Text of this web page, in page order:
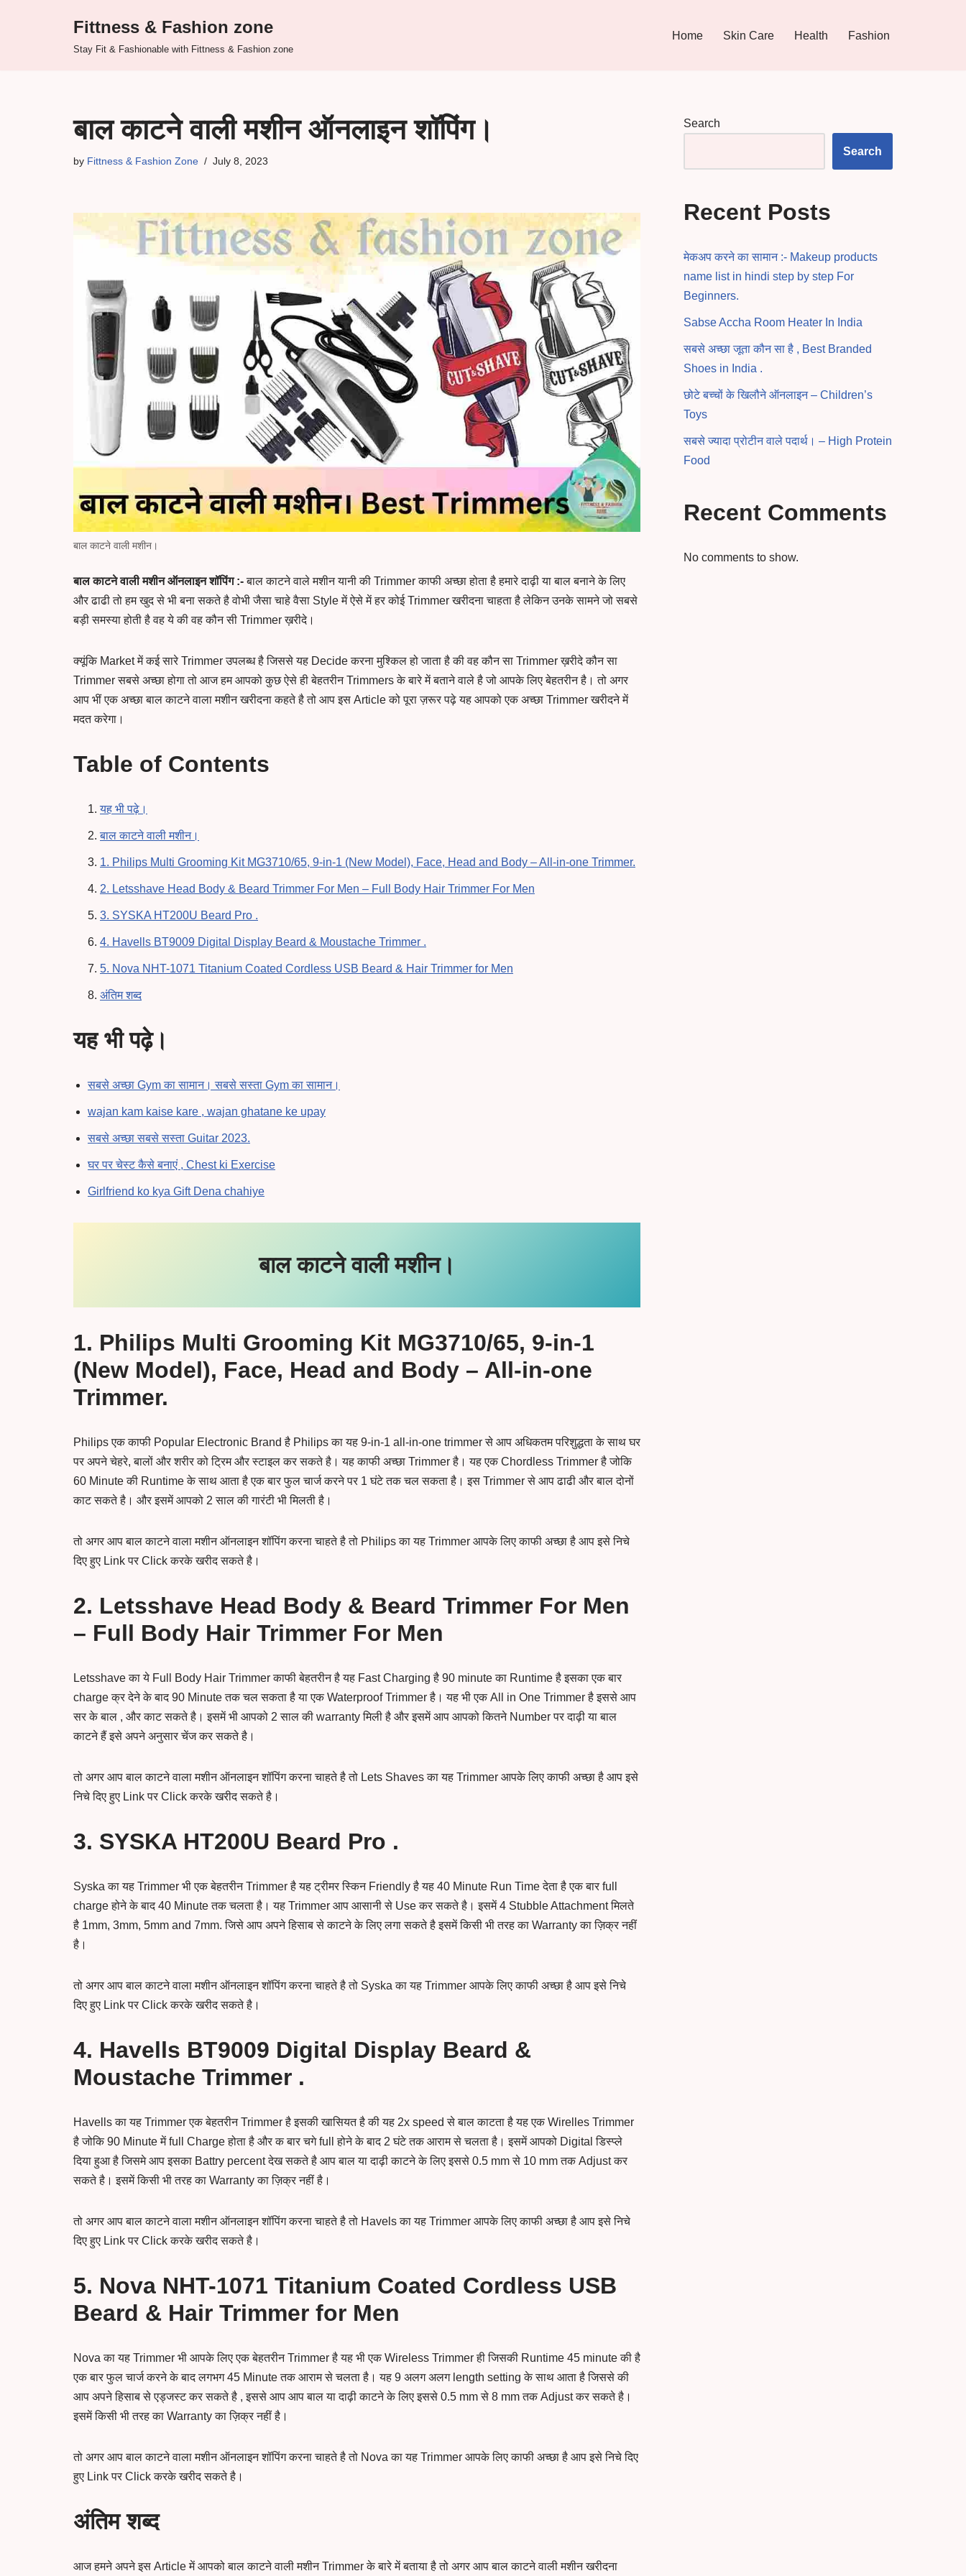
Fittness & Fashion zone
Stay Fit & Fashionable with Fittness & Fashion zone
Home Skin Care Health Fashion
बाल काटने वाली मशीन ऑनलाइन शॉपिंग।
by Fittness & Fashion Zone July 8, 2023
बाल काटने वाली मशीन।
बाल काटने वाली मशीन ऑनलाइन शॉपिंग :-बाल काटने वाले मशीन यानी की Trimmer काफी अच्छा होता है हमारे दाढ़ी या बाल बनाने के लिए
और ढाढी तो हम खुद से भी बना सकते है वोभी जैसा चाहे वैसा Style में ऐसे में हर कोई Trimmer खरीदना चाहता है लेकिन उनके सामने जो सबसे
बड़ी समस्या होती है वह ये की वह कौन सी Trimmer ख़रीदे।
क्यूंकि Market में कई सारे Trimmer उपलब्ध है जिससे यह Decide करना मुश्किल हो जाता है की वह कौन सा Trimmer ख़रीदे कौन सा
Trimmer सबसे अच्छा होगा तो आज हम आपको कुछ ऐसे ही बेहतरीन Trimmers के बारे में बताने वाले है जो आपके लिए बेहतरीन है। तो अगर
आप भीं एक अच्छा बाल काटने वाला मशीन खरीदना कहते है तो आप इस Article को पूरा ज़रूर पढ़े यह आपको एक अच्छा Trimmer खरीदने में
मदत करेगा।
Table of Contents
यह भी पढ़े।
बाल काटने वाली मशीन।
1. Philips Multi Grooming Kit MG3710/65, 9-in-1 (New Model), Face, Head and Body – All-in-one Trimmer.
2. Letsshave Head Body & Beard Trimmer For Men – Full Body Hair Trimmer For Men
3. SYSKA HT200U Beard Pro .
4. Havells BT9009 Digital Display Beard & Moustache Trimmer .
5. Nova NHT-1071 Titanium Coated Cordless USB Beard & Hair Trimmer for Men
अंतिम शब्द
यह भी पढ़े।
सबसे अच्छा Gym का सामान। सबसे सस्ता Gym का सामान।
wajan kam kaise kare , wajan ghatane ke upay
सबसे अच्छा सबसे सस्ता Guitar 2023.
घर पर चेस्ट कैसे बनाएं , Chest ki Exercise
Girlfriend ko kya Gift Dena chahiye
बाल काटने वाली मशीन।
1. Philips Multi Grooming Kit MG3710/65, 9-in-1
(New Model), Face, Head and Body – All-in-one
Trimmer.
Philips एक काफी Popular Electronic Brand है Philips का यह 9-in-1 all-in-one trimmer से आप अधिकतम परिशुद्धता के साथ घर
पर अपने चेहरे, बालों और शरीर को ट्रिम और स्टाइल कर सकते है। यह काफी अच्छा Trimmer है। यह एक Chordless Trimmer है जोकि
60 Minute की Runtime के साथ आता है एक बार फुल चार्ज करने पर 1 घंटे तक चल सकता है। इस Trimmer से आप ढाढी और बाल दोनों
काट सकते है। और इसमें आपको 2 साल की गारंटी भी मिलती है।
तो अगर आप बाल काटने वाला मशीन ऑनलाइन शॉपिंग करना चाहते है तो Philips का यह Trimmer आपके लिए काफी अच्छा है आप इसे निचे
दिए हुए Link पर Click करके खरीद सकते है।
2. Letsshave Head Body & Beard Trimmer For Men
– Full Body Hair Trimmer For Men
Letsshave का ये Full Body Hair Trimmer काफी बेहतरीन है यह Fast Charging है 90 minute का Runtime है इसका एक बार
charge क्र देने के बाद 90 Minute तक चल सकता है या एक Waterproof Trimmer है। यह भी एक All in One Trimmer है इससे आप
सर के बाल , और काट सकते है। इसमें भी आपको 2 साल की warranty मिली है और इसमें आप आपको कितने Number पर दाढ़ी या बाल
काटने हैं इसे अपने अनुसार चेंज कर सकते है।
तो अगर आप बाल काटने वाला मशीन ऑनलाइन शॉपिंग करना चाहते है तो Lets Shaves का यह Trimmer आपके लिए काफी अच्छा है आप इसे
निचे दिए हुए Link पर Click करके खरीद सकते है।
3. SYSKA HT200U Beard Pro .
Syska का यह Trimmer भी एक बेहतरीन Trimmer है यह ट्रीमर स्किन Friendly है यह 40 Minute Run Time देता है एक बार full
charge होने के बाद 40 Minute तक चलता है। यह Trimmer आप आसानी से Use कर सकते है। इसमें 4 Stubble Attachment मिलते
है 1mm, 3mm, 5mm and 7mm. जिसे आप अपने हिसाब से काटने के लिए लगा सकते है इसमें किसी भी तरह का Warranty का ज़िक्र नहीं
है।
तो अगर आप बाल काटने वाला मशीन ऑनलाइन शॉपिंग करना चाहते है तो Syska का यह Trimmer आपके लिए काफी अच्छा है आप इसे निचे
दिए हुए Link पर Click करके खरीद सकते है।
4. Havells BT9009 Digital Display Beard &
Moustache Trimmer .
Havells का यह Trimmer एक बेहतरीन Trimmer है इसकी खासियत है की यह 2x speed से बाल काटता है यह एक Wirelles Trimmer
है जोकि 90 Minute में full Charge होता है और क बार चगे full होने के बाद 2 घंटे तक आराम से चलता है। इसमें आपको Digital डिस्प्ले
दिया हुआ है जिसमे आप इसका Battry percent देख सकते है आप बाल या दाढ़ी काटने के लिए इससे 0.5 mm से 10 mm तक Adjust कर
सकते है। इसमें किसी भी तरह का Warranty का ज़िक्र नहीं है।
तो अगर आप बाल काटने वाला मशीन ऑनलाइन शॉपिंग करना चाहते है तो Havels का यह Trimmer आपके लिए काफी अच्छा है आप इसे निचे
दिए हुए Link पर Click करके खरीद सकते है।
5. Nova NHT-1071 Titanium Coated Cordless USB
Beard & Hair Trimmer for Men
Nova का यह Trimmer भी आपके लिए एक बेहतरीन Trimmer है यह भी एक Wireless Trimmer ही जिसकी Runtime 45 minute की है
एक बार फुल चार्ज करने के बाद लगभग 45 Minute तक आराम से चलता है। यह 9 अलग अलग length setting के साथ आता है जिससे की
आप अपने हिसाब से एड्जस्ट कर सकते है , इससे आप आप बाल या दाढ़ी काटने के लिए इससे 0.5 mm से 8 mm तक Adjust कर सकते है।
इसमें किसी भी तरह का Warranty का ज़िक्र नहीं है।
तो अगर आप बाल काटने वाला मशीन ऑनलाइन शॉपिंग करना चाहते है तो Nova का यह Trimmer आपके लिए काफी अच्छा है आप इसे निचे दिए
हुए Link पर Click करके खरीद सकते है।
अंतिम शब्द
आज हमने अपने इस Article में आपको बाल काटने वाली मशीन Trimmer के बारे में बताया है तो अगर आप बाल काटने वाली मशीन खरीदना
Search
Search
Recent Posts
मेकअप करने का सामान :- Makeup products
name list in hindi step by step For
Beginners.
Sabse Accha Room Heater In India
सबसे अच्छा जूता कौन सा है , Best Branded
Shoes in India .
छोटे बच्चों के खिलौने ऑनलाइन – Children’s
Toys
सबसे ज्यादा प्रोटीन वाले पदार्थ। – High Protein
Food
Recent Comments
No comments to show.